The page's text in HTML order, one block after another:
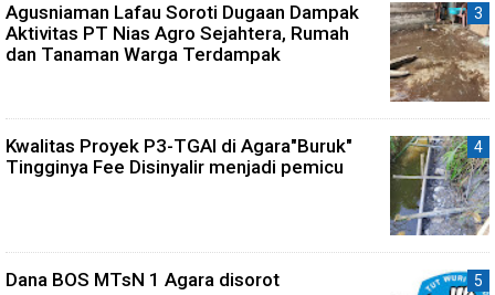
Agusniaman Lafau Soroti Dugaan Dampak
Aktivitas PT Nias Agro Sejahtera, Rumah
dan Tanaman Warga Terdampak
Kwalitas Proyek P3-TGAI di Agara"Buruk"
Tingginya Fee Disinyalir menjadi pemicu
Dana BOS MTsN 1 Agara disorot